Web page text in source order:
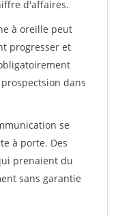
d'affaires.
à oreille peut
progresser et
dans
se
à porte. Des
prenaient du
sans garantie